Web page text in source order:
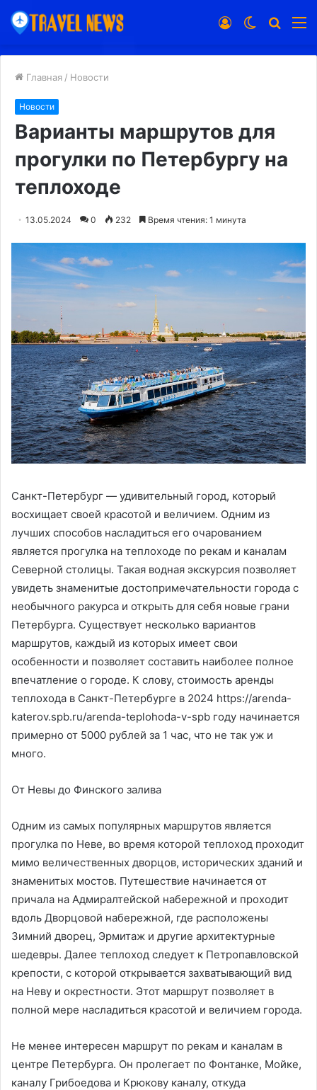
Switch
Войти
Главная / Новости
Новости
Варианты маршрутов для
прогулки по Петербургу на
теплоходе
13.05.2024 0 232 Время чтения: 1 минута
Санкт-Петербург — удивительный город, который
восхищает своей красотой и величием. Одним из
лучших способов насладиться его очарованием
является прогулка на теплоходе по рекам и каналам
Северной столицы. Такая водная экскурсия позволяет
увидеть знаменитые достопримечательности города с
необычного ракурса и открыть для себя новые грани
Петербурга. Существует несколько вариантов
маршрутов, каждый из которых имеет свои
особенности и позволяет составить наиболее полное
впечатление о городе. К слову, стоимость аренды
теплохода в Санкт-Петербурге в 2024 https://arenda-
katerov.spb.ru/arenda-teplohoda-v-spb году начинается
примерно от 5000 рублей за 1 час, что не так уж и
много.
От Невы до Финского залива
Одним из самых популярных маршрутов является
прогулка по Неве, во время которой теплоход проходит
мимо величественных дворцов, исторических зданий и
знаменитых мостов. Путешествие начинается от
причала на Адмиралтейской набережной и проходит
вдоль Дворцовой набережной, где расположены
Зимний дворец, Эрмитаж и другие архитектурные
шедевры. Далее теплоход следует к Петропавловской
крепости, с которой открывается захватывающий вид
на Неву и окрестности. Этот маршрут позволяет в
полной мере насладиться красотой и величием города.
Не менее интересен маршрут по рекам и каналам в
центре Петербурга. Он пролегает по Фонтанке, Мойке,
каналу Грибоедова и Крюкову каналу, откуда